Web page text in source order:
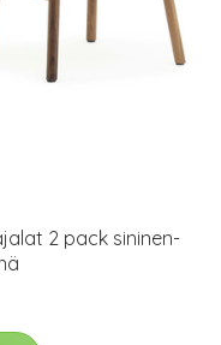
2 pack sininen-